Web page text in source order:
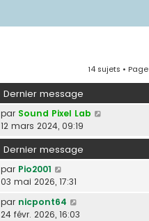
14 sujets • Page
Dernier message
par Sound Pixel Lab
12 mars 2024, 09:19
Dernier message
par Pio2001
03 mai 2026, 17:31
par nicpont64
24 févr. 2026, 16:03